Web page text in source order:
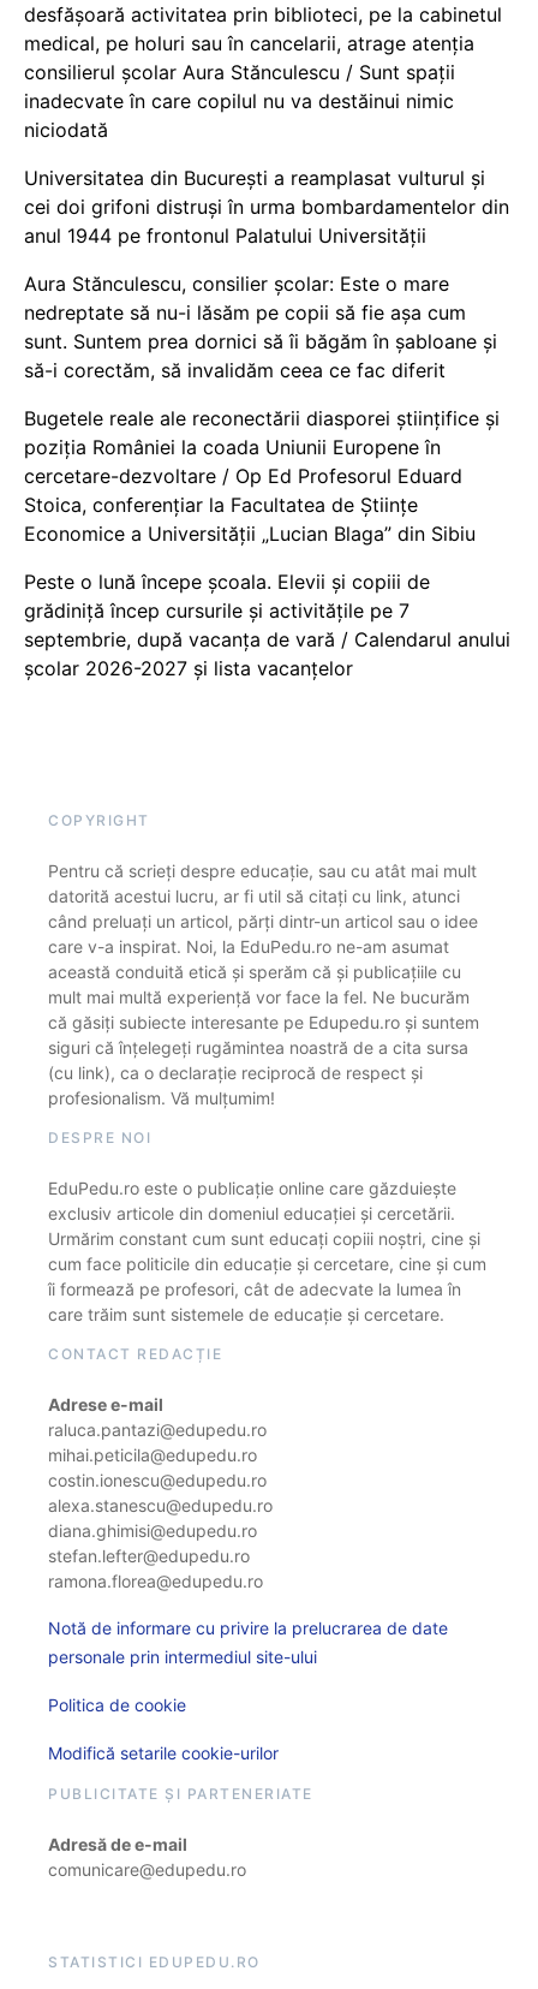
desfășoară activitatea prin biblioteci, pe la cabinetul
medical, pe holuri sau în cancelarii, atrage atenția
consilierul școlar Aura Stănculescu / Sunt spații
inadecvate în care copilul nu va destăinui nimic
niciodată
Universitatea din București a reamplasat vulturul și
cei doi grifoni distruși în urma bombardamentelor din
anul 1944 pe frontonul Palatului Universității
Aura Stănculescu, consilier școlar: Este o mare
nedreptate să nu-i lăsăm pe copii să fie așa cum
sunt. Suntem prea dornici să îi băgăm în șabloane și
să-i corectăm, să invalidăm ceea ce fac diferit
Bugetele reale ale reconectării diasporei științifice și
poziția României la coada Uniunii Europene în
cercetare-dezvoltare / Op Ed Profesorul Eduard
Stoica, conferențiar la Facultatea de Științe
Economice a Universității „Lucian Blaga” din Sibiu
Peste o lună începe școala. Elevii și copiii de
grădiniță încep cursurile și activitățile pe 7
septembrie, după vacanța de vară / Calendarul anului
școlar 2026-2027 și lista vacanțelor
COPYRIGHT
Pentru că scrieți despre educație, sau cu atât mai mult
datorită acestui lucru, ar fi util să citați cu link, atunci
când preluați un articol, părți dintr-un articol sau o idee
care v-a inspirat. Noi, la EduPedu.ro ne-am asumat
această conduită etică și sperăm că și publicațiile cu
mult mai multă experiență vor face la fel. Ne bucurăm
că găsiți subiecte interesante pe Edupedu.ro și suntem
siguri că înțelegeți rugămintea noastră de a cita sursa
(cu link), ca o declarație reciprocă de respect și
profesionalism. Vă mulțumim!
DESPRE NOI
EduPedu.ro este o publicație online care găzduiește
exclusiv articole din domeniul educației și cercetării.
Urmărim constant cum sunt educați copiii noștri, cine și
cum face politicile din educație și cercetare, cine și cum
îi formează pe profesori, cât de adecvate la lumea în
care trăim sunt sistemele de educație și cercetare.
CONTACT REDACȚIE
Adrese e-mail
raluca.pantazi@edupedu.ro
mihai.peticila@edupedu.ro
costin.ionescu@edupedu.ro
alexa.stanescu@edupedu.ro
diana.ghimisi@edupedu.ro
stefan.lefter@edupedu.ro
ramona.florea@edupedu.ro
Notă de informare cu privire la prelucrarea de date
personale prin intermediul site-ului
Politica de cookie
Modifică setarile cookie-urilor
PUBLICITATE ȘI PARTENERIATE
Adresă de e-mail
comunicare@edupedu.ro
STATISTICI EDUPEDU.RO